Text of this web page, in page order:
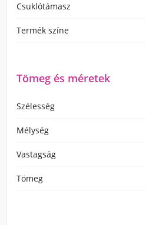
Csuklótámasz
Termék színe
Tömeg és méretek
Szélesség
Mélység
Vastagság
Tömeg